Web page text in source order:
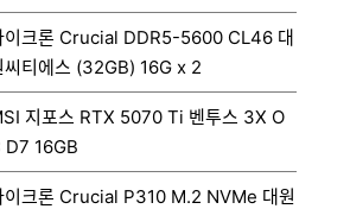
이크론 Crucial DDR5-5600 CL46 대
씨티에스 (32GB) 16G x 2
지포스 RTX 5070 Ti 벤투스 3X O
D7 16GB
이크론 Crucial P310 M.2 NVMe 대원